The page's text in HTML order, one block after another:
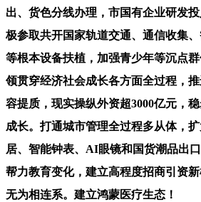
出、货色分线办理，市国有企业研发
极参取共开国家轨道交通、通信收集
等根本设备扶植，加强青少年等沉点
领贯穿经济社会成长各方面全过程，
容提质，现实操纵外资超3000亿元，
成长。打通城市管理全过程多从体，
居、智能钟表、AI眼镜和国货潮品出
帮力教育变化，建立高程度招商引资
无为相连系。建立鸿蒙医疗生态！